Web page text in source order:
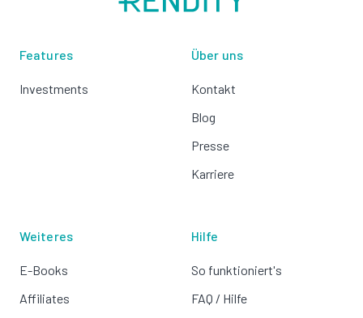
Features
Investments
Über uns
Kontakt
Blog
Presse
Karriere
Weiteres
E-Books
Affiliates
Hilfe
So funktioniert's
FAQ / Hilfe